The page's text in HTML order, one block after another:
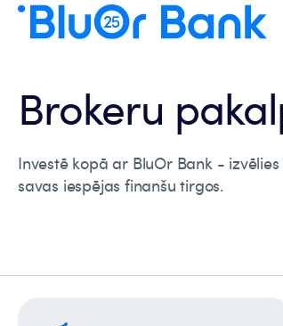
Brokeru
Investē kopā ar BluOr Bank -
savas iespējas finanšu tirgos.